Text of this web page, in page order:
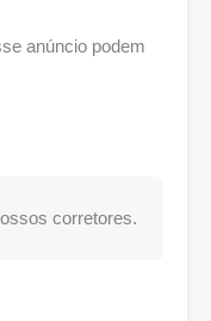
anúncio podem
corretores.